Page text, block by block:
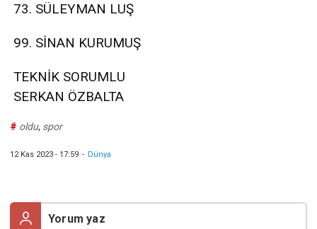
73. SÜLEYMAN LUŞ
99. SİNAN KURUMUŞ
TEKNİK SORUMLU
SERKAN ÖZBALTA
# oldu, spor
12 Kas 2023 - 17:59 - Dünya